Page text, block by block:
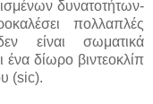
δυνατοτήτων-
πολλαπλές
είναι σωματικά
δίωρο βιντεοκλίπ
(sic).